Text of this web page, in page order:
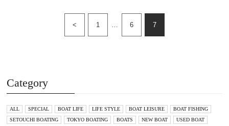
< 1 6 7
Category
ALL SPECIAL BOAT LIFE LIFE STYLE BOAT LEISURE
BOAT FISHING
SETOUCHI BOATING
TOKYO BOATING BOATS NEW BOAT
USED BOAT